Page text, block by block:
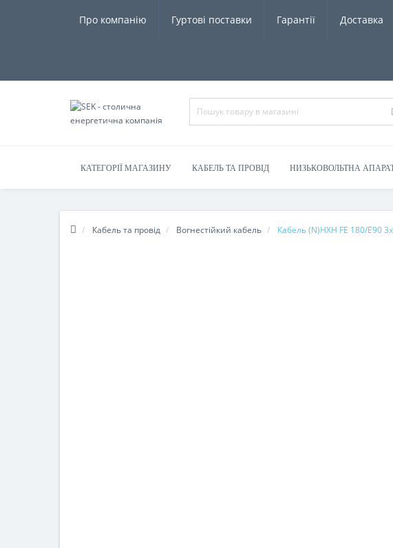
Про компанію Гуртові поставки Гарантії Доставка
КАТЕГОРІЇ МАГАЗИНУ КАБЕЛЬ ТА ПРОВІД НИЗЬКОВОЛЬТНА
Кабель та провід Вогнестійкий кабель Кабель (N)HXH FE 180/E90